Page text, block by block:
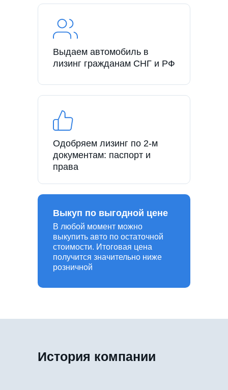
Выдаем автомобиль в
лизинг гражданам СНГ и РФ
Одобряем лизинг по 2-м
документам: паспорт и
права
В любой момент можно
выкупить авто по остаточной
стоимости. Итоговая цена
получится значительно ниже
розничной
Выкуп по выгодной цене
История компании